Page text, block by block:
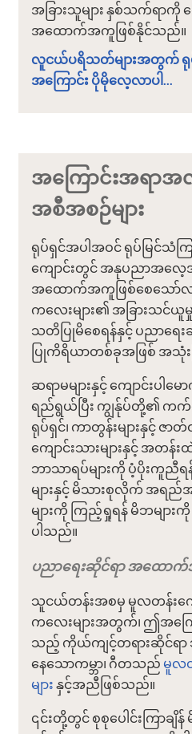
အခြားသူများ နှစ်သက်ရာကို
အထောက်အကူဖြစ်နိုင်သည်။
လူငယ်ပရိသတ်များအတွက် ရုပ်
အကြောင်း ပိုမိုလေ့လာပါ...
အကြောင်းအရာ
အစီအစဉ်များ
ရုပ်ရှင်အပါအဝင် ရုပ်မြင်သံ
ကျောင်းတွင် အနုပညာအလေ့
အထောက်အကူဖြစ်စေသော်
ကလေးများ၏ အခြားသင်ယူ
သတိပြုမိစေရန်နှင့် ပညာရ
ပြုကိရိယာတစ်ခုအဖြစ် အသုံ
ဆရာမများနှင့် ကျောင်းပါမ
ရည်ရွယ်ပြီး ကျွန်ုပ်တို့၏ က
ရုပ်ရှင်၊ ကာတွန်းများနှင့် ဇ
ကျောင်းသားများနှင့် အတ
ဘာသာရပ်များကို ပံ့ပိုးကူညီ
များနှင့် မိသားစုလိုက် အရည်
များကို ကြည့်ရှုရန် မိဘမျာ
ပါသည်။
ပညာရေးဆိုင်ရာ အထော
သူငယ်တန်းအစမှ မူလတန်းက
ကလေးများအတွက်၊ ဤအကြေ
သည့် ကိုယ်ကျင့်တရားဆိုင်ရာ
နေသောကမ္ဘာ၊ ဂီတသည် မူလ
များ နှင့်အညီဖြစ်သည်။
၎င်းတို့တွင် စုစုပေါင်းကြာချိန်